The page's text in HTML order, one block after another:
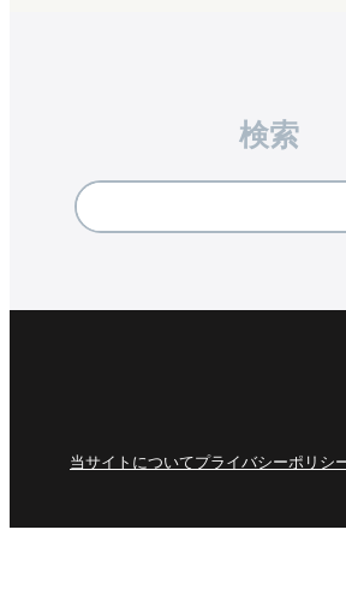
検索
当サイトについてプライバシーポリシ